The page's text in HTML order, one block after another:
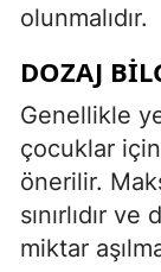
olunmalıdır.
DOZAJ
Genellikle
çocuklar
önerilir.
sınırlıdır
miktar